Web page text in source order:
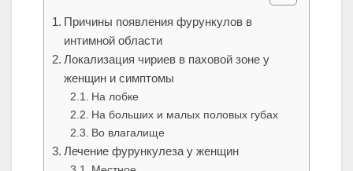
Причины появления фурункулов в
интимной области
Локализация чириев в паховой зоне у
женщин и симптомы
На лобке
На больших и малых половых губах
Во влагалище
Лечение фурункулеза у женщин